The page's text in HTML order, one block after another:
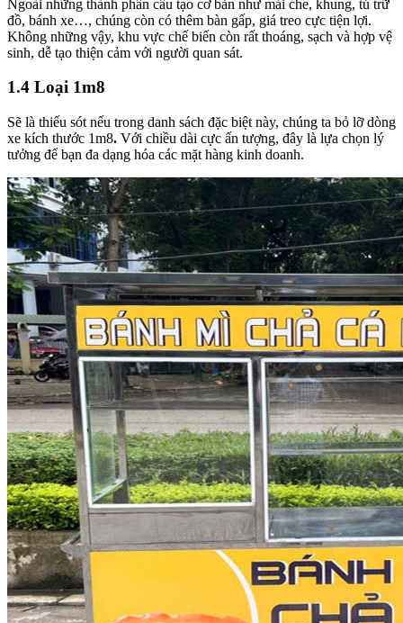
Ngoài những thành phần cấu tạo cơ bản như mái che, khung, tủ trữ
đồ, bánh xe…, chúng còn có thêm bàn gấp, giá treo cực tiện lợi.
Không những vậy, khu vực chế biến còn rất thoáng, sạch và hợp vệ
sinh, dễ tạo thiện cảm với người quan sát.
1.4 Loại 1m8
Sẽ là thiếu sót nếu trong danh sách đặc biệt này, chúng ta bỏ lỡ dòng
xe kích thước 1m8. Với chiều dài cực ấn tượng, đây là lựa chọn lý
tưởng để bạn đa dạng hóa các mặt hàng kinh doanh.